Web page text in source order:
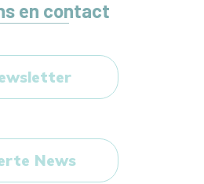
en contact
News